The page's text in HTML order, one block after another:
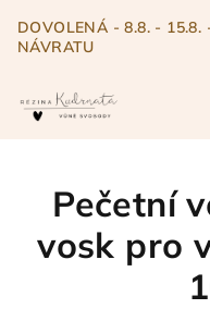
obsah
DOVOLENÁ - 8.8. - 15.8.
NÁVRATU
Pečetní
vosk pro